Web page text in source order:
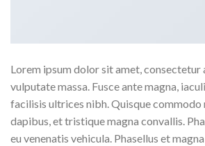
Lorem ipsum dolor sit amet, consectetur
vulputate massa. Fusce ante magna,
facilisis ultrices nibh. Quisque
dapibus, et tristique magna convallis.
eu venenatis vehicula. Phasellus et